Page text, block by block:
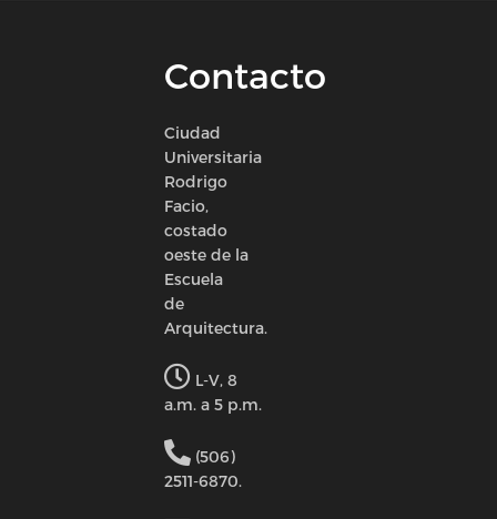
Contacto
Ciudad
Universitaria
Rodrigo
Facio,
costado
oeste de la
Escuela
de
Arquitectura.
L-V, 8
a.m. a 5 p.m.
(506)
2511-6870.